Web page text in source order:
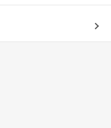
點，再直接付款即可，安
7-11門市。